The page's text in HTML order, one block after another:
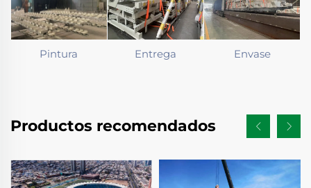
Pintura Entrega Envase
Productos recomendados